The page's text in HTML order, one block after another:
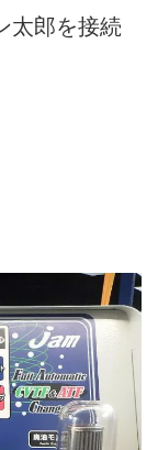
太郎を接続